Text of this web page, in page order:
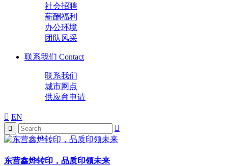
社会招聘
薪酬福利
办公环境
团队风采
联系我们 Contact
联系我们
城市网点
供应商申请
EN
东营鑫烨转印，品质印领未来